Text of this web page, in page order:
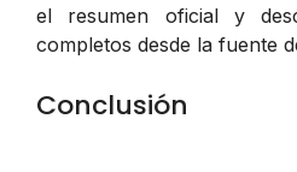
el resumen oficial y
completos desde la fuente
Conclusión